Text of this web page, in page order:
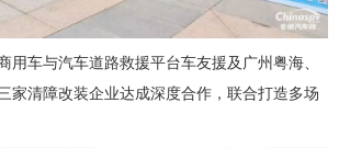
用车与汽车道路救援平台车友援及广州粤海、
家清障改装企业达成深度合作，联合打造多场